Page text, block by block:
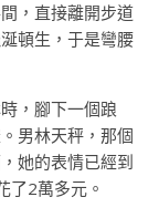
，直接離開步道
頓生，于是彎腰
，腳下一個踉
男林天秤，那個
她的表情已經到
了2萬多元。